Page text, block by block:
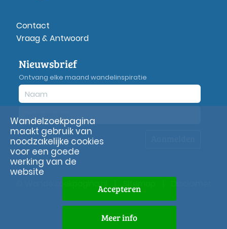
Contact
Vraag & Antwoord
Nieuwsbrief
Ontvang elke maand wandelinspiratie
Privacyverklaring
© Wandelzoekpagina.nl
Wandelzoekpagina
maakt gebruik van
noodzakelijke cookies
voor een goede
werking van de
website
Accepteren
Meer info